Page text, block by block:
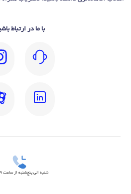
با ما در ارتباط
شنبه الی پنج‌شنبه از ساعت 9 صبح